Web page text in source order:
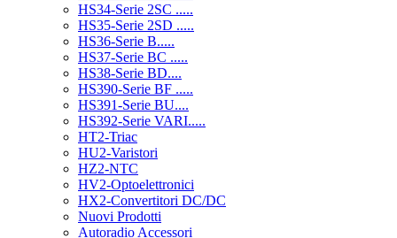
HS34-Serie 2SC .....
HS35-Serie 2SD .....
HS36-Serie B.....
HS37-Serie BC .....
HS38-Serie BD....
HS390-Serie BF .....
HS391-Serie BU....
HS392-Serie VARI.....
HT2-Triac
HU2-Varistori
HZ2-NTC
HV2-Optoelettronici
HX2-Convertitori DC/DC
Nuovi Prodotti
Autoradio Accessori